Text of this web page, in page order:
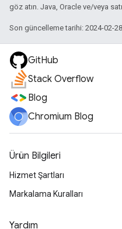
göz atın. Java, Oracle ve/veya
Son güncelleme tarihi: 2024-02-28
GitHub
Stack Overflow
Blog
Chromium Blog
Ürün Bilgileri
Hizmet Şartları
Markalama Kuralları
Yardım